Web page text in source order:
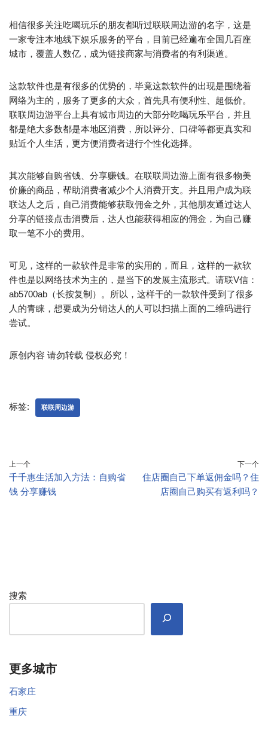
相信很多关注吃喝玩乐的朋友都听过联联周边游的名字，这是
一家专注本地线下娱乐服务的平台，目前已经遍布全国几百座
城市，覆盖人数亿，成为链接商家与消费者的有利渠道。
这款软件也是有很多的优势的，毕竟这款软件的出现是围绕着
网络为主的，服务了更多的大众，首先具有便利性、超低价。
联联周边游平台上具有城市周边的大部分吃喝玩乐平台，并且
都是绝大多数都是本地区消费，所以评分、口碑等都更真实和
贴近个人生活，更方便消费者进行个性化选择。
其次能够自购省钱、分享赚钱。在联联周边游上面有很多物美
价廉的商品，帮助消费者减少个人消费开支。并且用户成为联
联达人之后，自己消费能够获取佣金之外，其他朋友通过达人
分享的链接点击消费后，达人也能获得相应的佣金，为自己赚
取一笔不小的费用。
可见，这样的一款软件是非常的实用的，而且，这样的一款软
件也是以网络技术为主的，是当下的发展主流形式。请联V信：
ab5700ab（长按复制）。所以，这样干的一款软件受到了很多
人的青睐，想要成为分销达人的人可以扫描上面的二维码进行
尝试。
原创内容 请勿转载 侵权必究！
标签: 联联周边游
上一个
千千惠生活加入方法：自购省
钱 分享赚钱
下一个
住店圈自己下单返佣金吗？住
店圈自己购买有返利吗？
搜索
更多城市
石家庄
重庆